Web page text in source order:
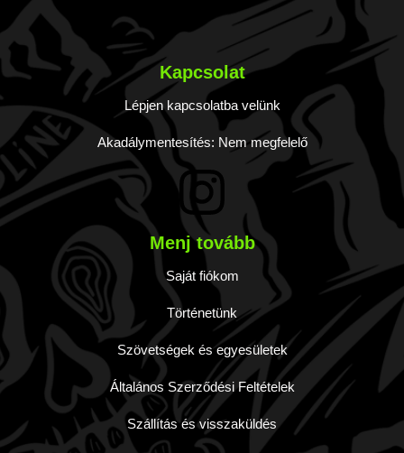
Kapcsolat
Lépjen kapcsolatba velünk
Akadálymentesítés: Nem megfelelő
Menj tovább
Saját fiókom
Történetünk
Szövetségek és egyesületek
Általános Szerződési Feltételek
Szállítás és visszaküldés